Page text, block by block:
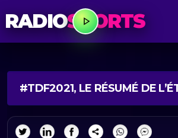
RADIOSPORTS
#TDF2021, LE RÉSUMÉ DE